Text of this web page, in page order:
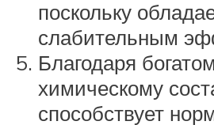
поскольку
слабительным
Благодаря
химическому
способствует